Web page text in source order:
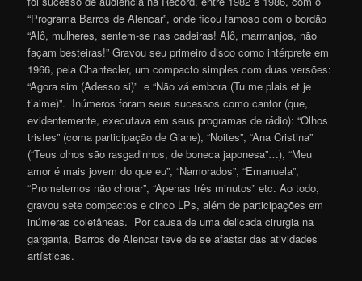
“Programa Barros de Alencar”, onde ficou famoso com o bordão
“Alô, mulheres, sentem-se nas cadeiras! Alô, marmanjos, não
façam besteiras!” Gravou seu primeiro disco como intérprete em
1966, pela Chantecler, um compacto simples com duas versões:
“Agora sim (Adesso si)” e “Não vá embora (Tu me plais et je
t’aime)”. Inúmeros foram seus sucessos como cantor (que,
evidentemente, executava em seus programas de rádio): “Olhos
tristes” (coma participação de Giane), “Noites”, “Ana Cristina”
(“Teus olhos são rasgadinhos, de boneca japonesa”…), “Meu
amor é mais jovem do que eu”, “Namorados”, “Emanuela”,
“Prometemos não chorar”, “Apenas três minutos” etc. Ao todo,
gravou sete compactos e cinco LPs, além de participações em
inúmeras coletâneas. Por causa de uma delicada cirurgia na
garganta, Barros de Alencar teve de se afastar das atividades
artísticas.